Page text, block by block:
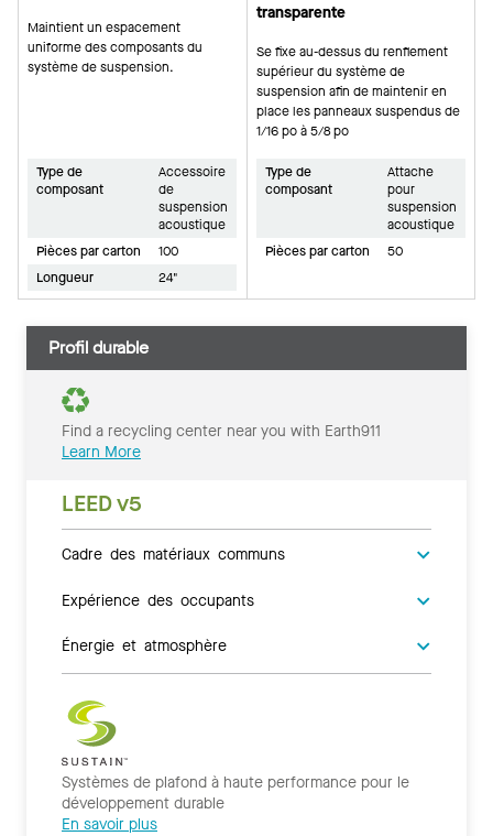
Maintient un espacement
uniforme des composants du
système de suspension.
Type de
composant
Accessoire
de
suspension
acoustique
Pièces par carton
100
Longueur
24"
transparente
Se fixe au-dessus du renflement
supérieur du système de
suspension afin de maintenir en
place les panneaux suspendus de
1/16 po à 5/8 po
Type de
composant
Attache
pour
suspension
acoustique
Pièces par carton
50
Profil durable
Find a recycling center near you with Earth911
Learn More
LEED v5
Cadre des matériaux communs
Expérience des occupants
Énergie et atmosphère
Systèmes de plafond à haute performance pour le
développement durable
En savoir plus